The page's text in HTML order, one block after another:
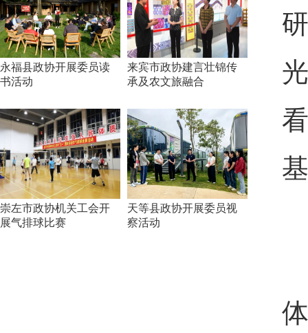
永福县政协开展委员读
书活动
来宾市政协建言壮锦传
承及农文旅融合
崇左市政协机关工会开
展气排球比赛
天等县政协开展委员视
察活动